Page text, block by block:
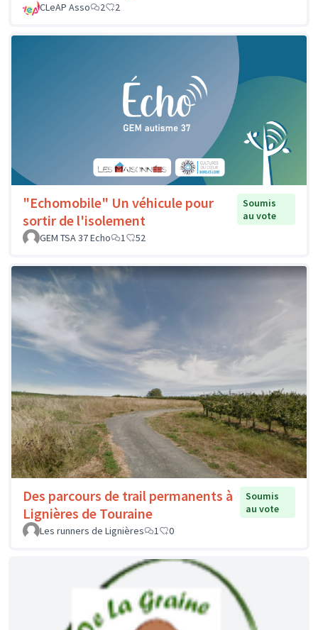
CLeAP Asso 2 2
"Echomobile" Un véhicule pour
sortir de l'isolement
Soumis
au vote
GEM TSA 37 Echo
1 52
Des parcours de trail permanents à
Lignières de Touraine
Soumis
au vote
Les runners de Lignières
1 0